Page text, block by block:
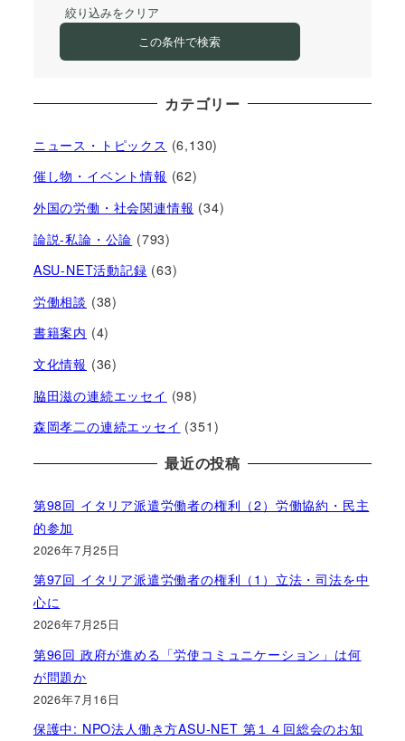
絞り込みをクリア
この条件で検索
カテゴリー
ニュース・トピックス (6,130)
催し物・イベント情報 (62)
外国の労働・社会関連情報 (34)
論説-私論・公論 (793)
ASU-NET活動記録 (63)
労働相談 (38)
書籍案内 (4)
文化情報 (36)
脇田滋の連続エッセイ (98)
森岡孝二の連続エッセイ (351)
最近の投稿
第98回 イタリア派遣労働者の権利（2）労働協約・民主
的参加
2026年7月25日
第97回 イタリア派遣労働者の権利（1）立法・司法を中
心に
2026年7月25日
第96回 政府が進める「労使コミュニケーション」は何
が問題か
2026年7月16日
保護中: NPO法人働き方ASU-NET 第１４回総会のお知